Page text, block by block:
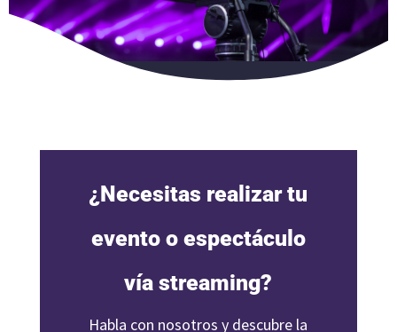
¿Necesitas realizar tu
evento o espectáculo
vía streaming?
Habla con nosotros y descubre la